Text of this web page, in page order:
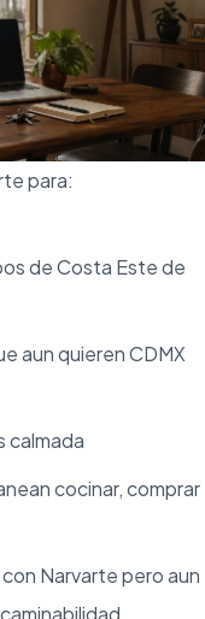
para:
de Costa Este de
aun quieren CDMX
calmada
cocinar, comprar
Narvarte pero aun